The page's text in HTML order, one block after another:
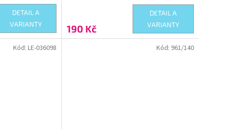
DETAIL A
VARIANTY
190 Kč
DETAIL A
VARIANTY
Kód: LE-036098 Kód: 961/140